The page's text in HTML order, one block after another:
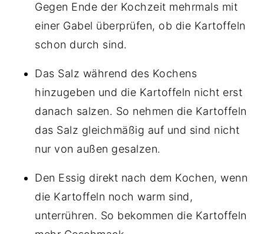
Gegen Ende der Kochzeit mehrmals mit
einer Gabel überprüfen, ob die Kartoffeln
schon durch sind.
Das Salz während des Kochens
hinzugeben und die Kartoffeln nicht erst
danach salzen. So nehmen die Kartoffeln
das Salz gleichmäßig auf und sind nicht
nur von außen gesalzen.
Den Essig direkt nach dem Kochen, wenn
die Kartoffeln noch warm sind,
unterrühren. So bekommen die Kartoffeln